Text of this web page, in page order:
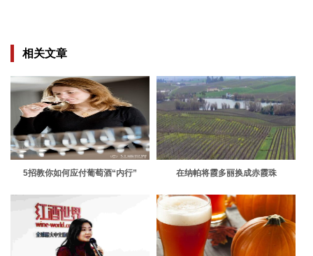
相关文章
5招教你如何应付葡萄酒“内行” 在纳帕将霞多丽换成赤霞珠